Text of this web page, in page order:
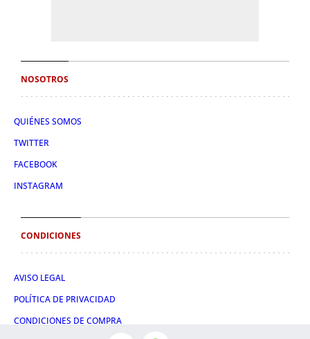
NOSOTROS
QUIÉNES SOMOS
TWITTER
FACEBOOK
INSTAGRAM
CONDICIONES
AVISO LEGAL
POLÍTICA DE PRIVACIDAD
CONDICIONES DE COMPRA